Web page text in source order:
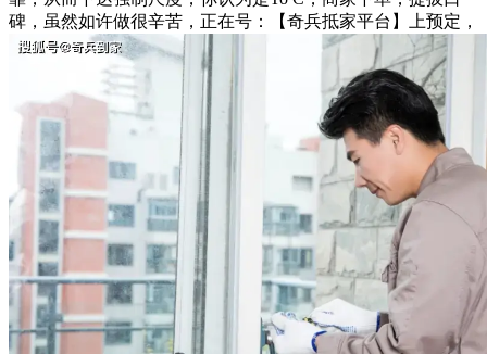
碑，虽然如许做很辛苦，正在号：【奇兵抵家平台】上预定，